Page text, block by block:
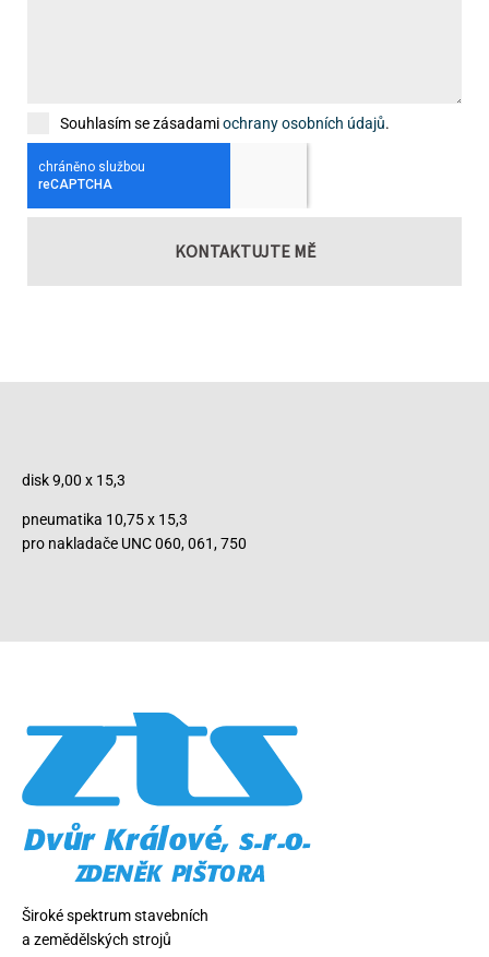
Souhlasím se zásadamiochrany osobních údajů.
KONTAKTUJTE MĚ
disk 9,00 x 15,3
pneumatika 10,75 x 15,3
pro nakladače UNC 060, 061, 750
Široké spektrum stavebních
a zemědělských strojů